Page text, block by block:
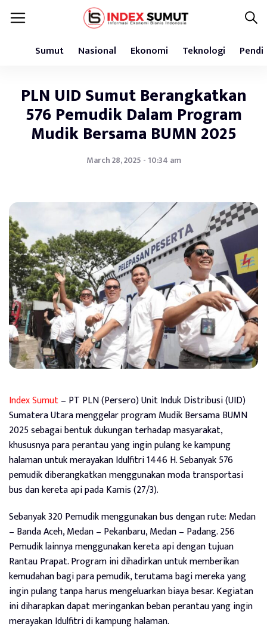
Sumut Nasional Ekonomi Teknologi
PLN UID Sumut Berangkatkan
576 Pemudik Dalam Program
Mudik Bersama BUMN 2025
March 28, 2025 - 10:34 am
Index Sumut– PT PLN (Persero) Unit Induk Distribusi (UID)
Sumatera Utara menggelar program Mudik Bersama BUMN
2025 sebagai bentuk dukungan terhadap masyarakat,
khususnya para perantau yang ingin pulang ke kampung
halaman untuk merayakan Idulfitri 1446 H. Sebanyak 576
pemudik diberangkatkan menggunakan moda transportasi
bus dan kereta api pada Kamis (27/3).
Sebanyak 320 Pemudik menggunakan bus dengan rute: Medan
– Banda Aceh, Medan – Pekanbaru, Medan – Padang. 256
Pemudik lainnya menggunakan kereta api dengan tujuan
Rantau Prapat. Program ini dihadirkan untuk memberikan
kemudahan bagi para pemudik, terutama bagi mereka yang
ingin pulang tanpa harus mengeluarkan biaya besar. Kegiatan
ini diharapkan dapat meringankan beban perantau yang ingin
merayakan Idulfitri di kampung halaman.